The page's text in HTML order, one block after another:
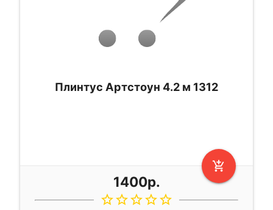
Плинтус Артстоун 4.2 м 1312
add_shopping_cart
1400р.
star_borderstar_borderstar_borderstar_borderstar_border